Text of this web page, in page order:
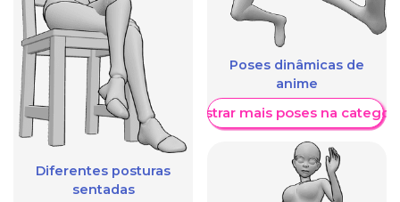
Diferentes posturas
sentadas
Poses dinâmicas de
anime
Mostrar mais poses na